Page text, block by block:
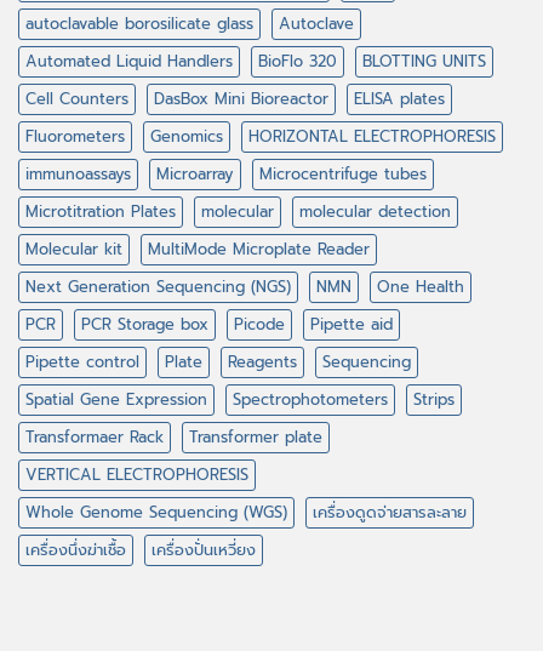
autoclavable borosilicate glass
Autoclave
Automated Liquid Handlers
BioFlo 320
BLOTTING UNITS
Cell Counters
DasBox Mini Bioreactor
ELISA plates
Fluorometers
Genomics
HORIZONTAL ELECTROPHORESIS
immunoassays
Microarray
Microcentrifuge tubes
Microtitration Plates
molecular
molecular detection
Molecular kit
MultiMode Microplate Reader
Next Generation Sequencing (NGS)
NMN
One Health
PCR
PCR Storage box Picode
Pipette aid
Pipette control
Plate Reagents
Sequencing
Spatial Gene Expression
Spectrophotometers
Strips
Transformaer Rack
Transformer plate
VERTICAL ELECTROPHORESIS
Whole Genome Sequencing (WGS)
เครื่องดูดจ่ายสารละลาย
เครื่องนึ่งฆ่าเชื้อ
เครื่องปั่นเหวี่ยง